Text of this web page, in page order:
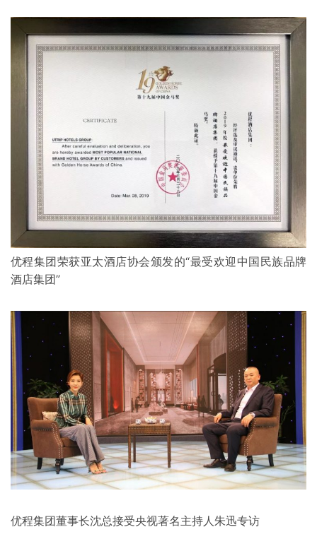
优程集团荣获亚太酒店协会颁发的“最受欢迎中国民族品牌
酒店集团”
优程集团董事长沈总接受央视著名主持人朱迅专访